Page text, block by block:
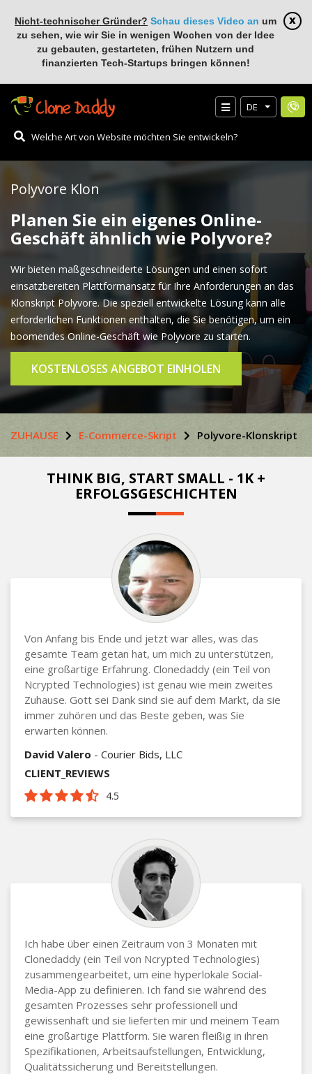
Nicht-technischer Gründer? Schau dieses Video an um
zu sehen, wie wir Sie in wenigen Wochen von der Idee
zu gebauten, gestarteten, frühen Nutzern und
finanzierten Tech-Startups bringen können!
DE
Polyvore Klon
Planen Sie ein eigenes Online-
Geschäft ähnlich wie Polyvore?
Wir bieten maßgeschneiderte Lösungen und einen sofort
einsatzbereiten Plattformansatz für Ihre Anforderungen an das
Klonskript Polyvore. Die speziell entwickelte Lösung kann alle
erforderlichen Funktionen enthalten, die Sie benötigen, um ein
boomendes Online-Geschäft wie Polyvore zu starten.
KOSTENLOSES ANGEBOT EINHOLEN
ZUHAUSE E-Commerce-Skript Polyvore-Klonskript
THINK BIG, START SMALL - 1K +
ERFOLGSGESCHICHTEN
Von Anfang bis Ende und jetzt war alles, was das
gesamte Team getan hat, um mich zu unterstützen,
eine großartige Erfahrung. Clonedaddy (ein Teil von
Ncrypted Technologies) ist genau wie mein zweites
Zuhause. Gott sei Dank sind sie auf dem Markt, da sie
immer zuhören und das Beste geben, was Sie
erwarten können.
David Valero - Courier Bids, LLC
CLIENT_REVIEWS
4.5
Ich habe über einen Zeitraum von 3 Monaten mit
Clonedaddy (ein Teil von Ncrypted Technologies)
zusammengearbeitet, um eine hyperlokale Social-
Media-App zu definieren. Ich fand sie während des
gesamten Prozesses sehr professionell und
gewissenhaft und sie lieferten mir und meinem Team
eine großartige Plattform. Sie waren fleißig in ihren
Spezifikationen, Arbeitsaufstellungen, Entwicklung,
Qualitätssicherung und Bereitstellungen.